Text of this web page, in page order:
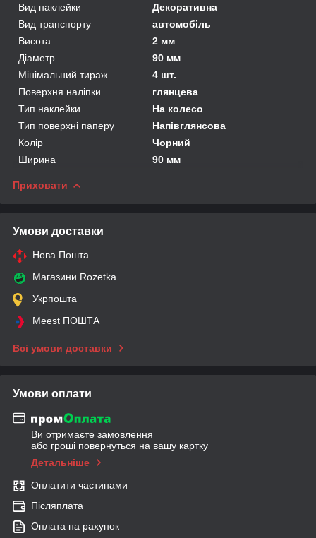
Вид наклейки
Декоративна
Вид транспорту
автомобіль
Висота
2 мм
Діаметр
90 мм
Мінімальний тираж
4 шт.
Поверхня наліпки
глянцева
Тип наклейки
На колесо
Тип поверхні паперу
Напівглянсова
Колір
Чорний
Ширина
90 мм
Приховати
Умови доставки
Нова Пошта
Магазини Rozetka
Укрпошта
Meest ПОШТА
Всі умови доставки
Умови оплати
Ви отримаєте замовлення
або гроші повернуться на вашу картку
Детальніше
Оплатити частинами
Післяплата
Оплата на рахунок